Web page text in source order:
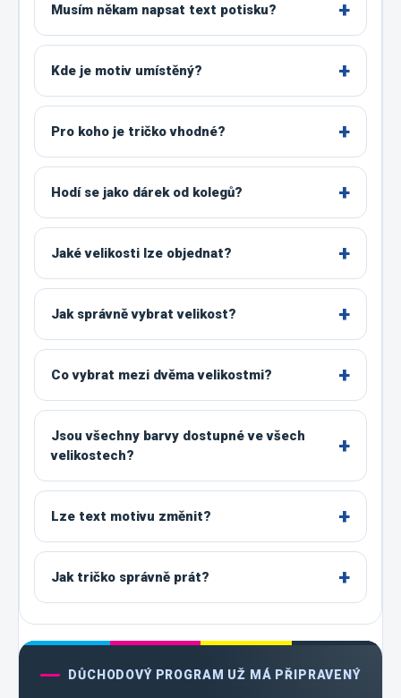
Musím někam napsat text potisku?
Kde je motiv umístěný?
Pro koho je tričko vhodné?
Hodí se jako dárek od kolegů?
Jaké velikosti lze objednat?
Jak správně vybrat velikost?
Co vybrat mezi dvěma velikostmi?
Jsou všechny barvy dostupné ve všech
velikostech?
Lze text motivu změnit?
Jak tričko správně prát?
DŮCHODOVÝ PROGRAM UŽ MÁ PŘIPRAVENÝ